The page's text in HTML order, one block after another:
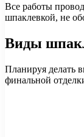
Все работы
шпаклевкой, не
Виды
Планируя делать
финальной